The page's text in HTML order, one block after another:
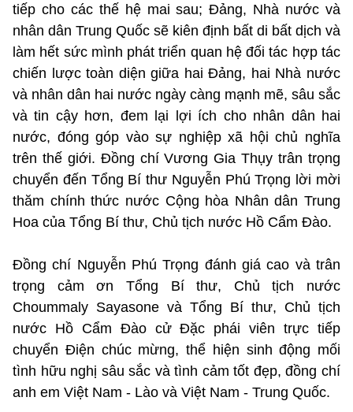
tiếp cho các thế hệ mai sau; Đảng, Nhà nước và
nhân dân Trung Quốc sẽ kiên định bất di bất dịch và
làm hết sức mình phát triển quan hệ đối tác hợp tác
chiến lược toàn diện giữa hai Đảng, hai Nhà nước
và nhân dân hai nước ngày càng mạnh mẽ, sâu sắc
và tin cậy hơn, đem lại lợi ích cho nhân dân hai
nước, đóng góp vào sự nghiệp xã hội chủ nghĩa
trên thế giới. Đồng chí Vương Gia Thụy trân trọng
chuyển đến Tổng Bí thư Nguyễn Phú Trọng lời mời
thăm chính thức nước Cộng hòa Nhân dân Trung
Hoa của Tổng Bí thư, Chủ tịch nước Hồ Cẩm Đào.
Đồng chí Nguyễn Phú Trọng đánh giá cao và trân
trọng cảm ơn Tổng Bí thư, Chủ tịch nước
Choummaly Sayasone và Tổng Bí thư, Chủ tịch
nước Hồ Cẩm Đào cử Đặc phái viên trực tiếp
chuyển Điện chúc mừng, thể hiện sinh động mối
tình hữu nghị sâu sắc và tình cảm tốt đẹp, đồng chí
anh em Việt Nam - Lào và Việt Nam - Trung Quốc.